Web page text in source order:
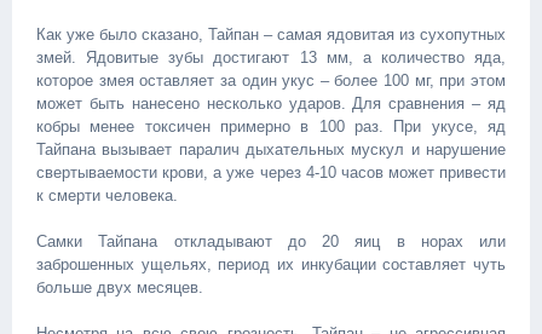
Как уже было сказано, Тайпан – самая ядовитая из сухопутных
змей. Ядовитые зубы достигают 13 мм, а количество яда,
которое змея оставляет за один укус – более 100 мг, при этом
может быть нанесено несколько ударов. Для сравнения – яд
кобры менее токсичен примерно в 100 раз. При укусе, яд
Тайпана вызывает паралич дыхательных мускул и нарушение
свертываемости крови, а уже через 4-10 часов может привести
к смерти человека.
Самки Тайпана откладывают до 20 яиц в норах или
заброшенных ущельях, период их инкубации составляет чуть
больше двух месяцев.